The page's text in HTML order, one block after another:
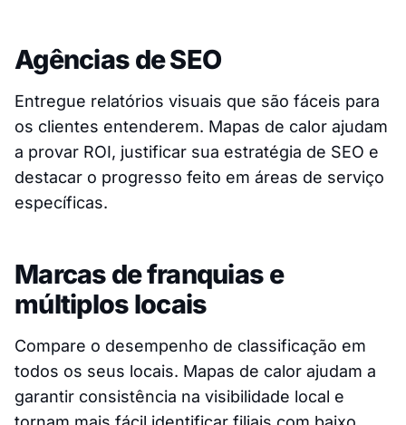
Agências de SEO
Entregue relatórios visuais que são fáceis para
os clientes entenderem. Mapas de calor ajudam
a provar ROI, justificar sua estratégia de SEO e
destacar o progresso feito em áreas de serviço
específicas.
Marcas de franquias e
múltiplos locais
Compare o desempenho de classificação em
todos os seus locais. Mapas de calor ajudam a
garantir consistência na visibilidade local e